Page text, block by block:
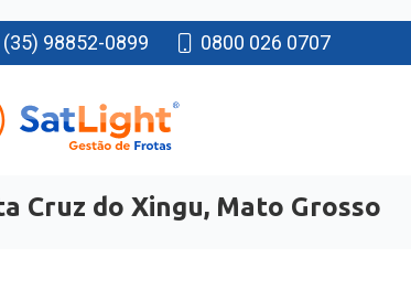
(35) 98852-0899 0800 026 0707
Cruz do Xingu, Mato Grosso